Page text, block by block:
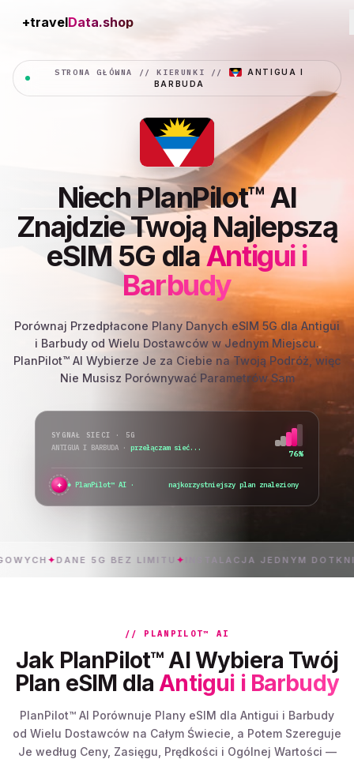
+travelConnection
STRONA GŁÓWNA //KIERUNKI //
ANTIGUA I
BARBUDA
Niech PlanPilot™ AI
Znajdzie Twoją Najlepszą
eSIM 5G dlaAntigui i
Barbudy
Porównaj Przedpłacone Plany Danych eSIM 5G dla Antigui
i Barbudy od Wielu Dostawców w Jednym Miejscu.
PlanPilot™ AI Wybierze Je za Ciebie na Twoją Podróż, więc
Nie Musisz Porównywać Parametrów Sam
SYGNAŁ SIECI · 5G
ANTIGUA I BARBUDA · wszystkie sieci dostępne
98%
✦ PlanPilot™ AI · sprawdzam natychmiastową
DANE 5G BEZ LIMITU✦ INSTALACJA JEDNYM DOTKNIĘCIEM ✦
// PLANPILOT™ AI
Jak PlanPilot™ AI Wybiera Twój
Plan eSIM dlaAntigui i Barbudy
PlanPilot™ AI Porównuje Plany eSIM dla Antigui i Barbudy
od Wielu Dostawców na Całym Świecie, a Potem Szereguje
Je według Ceny, Zasięgu, Prędkości i Ogólnej Wartości —